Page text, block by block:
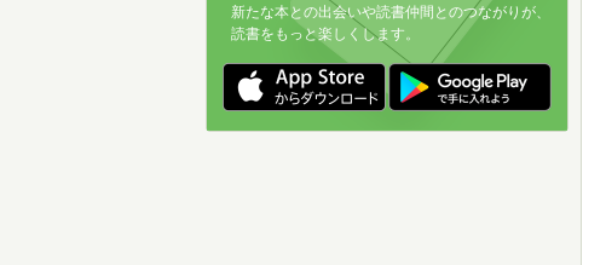
新たな本との出会いや読書仲間とのつながりが、
読書をもっと楽しくします。